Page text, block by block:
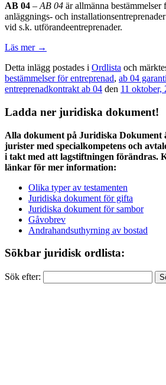
AB 04 – AB 04 är allmänna bestämmelser
anläggnings- och
vid s.k. utförandeentreprenader.
Läs mer →
Detta inlägg postades i Ordlista och
bestämmelser för entreprenad, ab 04
entreprenadkontrakt ab 04 den 11 oktober,
Ladda ner juridiska dokument!
Alla dokument på Juridiska Dokument
jurister med specialkompetens och
i takt med att lagstiftningen förändras.
länkar för mer information:
Olika typer av testamenten
Juridiska dokument för gifta
Juridiska dokument för sambor
Gåvobrev
Andrahandsuthyrning av bostad
Sökbar juridisk ordlista:
Sök efter: